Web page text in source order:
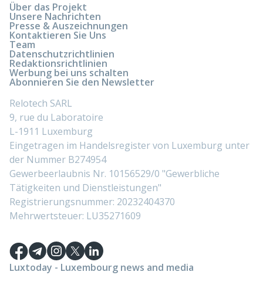
Über das Projekt
Unsere Nachrichten
Presse & Auszeichnungen
Kontaktieren Sie Uns
Team
Datenschutzrichtlinien
Redaktionsrichtlinien
Werbung bei uns schalten
Abonnieren Sie den Newsletter
Relotech SARL
9, rue du Laboratoire
L-1911 Luxemburg
Eingetragen im Handelsregister von Luxemburg unter
der Nummer B274954
Gewerbeerlaubnis Nr. 10156529/0 "Gewerbliche
Tätigkeiten und Dienstleistungen"
Registrierungsnummer: 20232404370
Mehrwertsteuer: LU35271609
Luxtoday - Luxembourg news and media